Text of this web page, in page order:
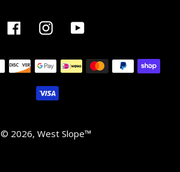
FacebookInstagramYouTube
Métodos
de
pago
© 2026, West Slope™